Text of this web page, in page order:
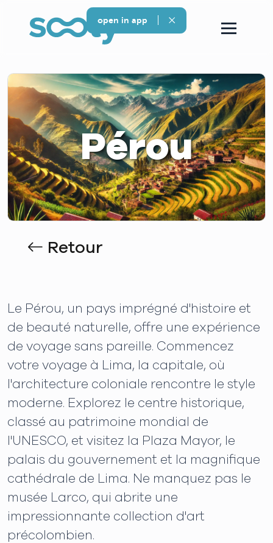
Pérou
Retour
Le Pérou, un pays imprégné d'histoire et
de beauté naturelle, offre une expérience
de voyage sans pareille. Commencez
votre voyage à Lima, la capitale, où
l'architecture coloniale rencontre le style
moderne. Explorez le centre historique,
classé au patrimoine mondial de
l'UNESCO, et visitez la Plaza Mayor, le
palais du gouvernement et la magnifique
cathédrale de Lima. Ne manquez pas le
musée Larco, qui abrite une
impressionnante collection d'art
précolombien.
open in app